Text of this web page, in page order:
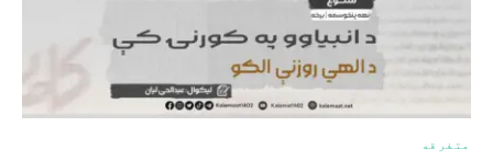
متفرقه